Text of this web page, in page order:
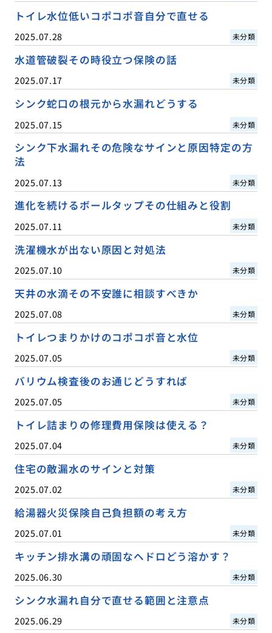
トイレ水位低いコポコポ音自分で直せる
2025.07.28 未分類
水道管破裂その時役立つ保険の話
2025.07.17 未分類
シンク蛇口の根元から水漏れどうする
2025.07.15 未分類
シンク下水漏れその危険なサインと原因特定の方
法
2025.07.13 未分類
進化を続けるボールタップその仕組みと役割
2025.07.11 未分類
洗濯機水が出ない原因と対処法
2025.07.10 未分類
天井の水滴その不安誰に相談すべきか
2025.07.08 未分類
トイレつまりかけのコポコポ音と水位
2025.07.05 未分類
バリウム検査後のお通じどうすれば
2025.07.05 未分類
トイレ詰まりの修理費用保険は使える？
2025.07.04 未分類
住宅の敵漏水のサインと対策
2025.07.02 未分類
給湯器火災保険自己負担額の考え方
2025.07.01 未分類
キッチン排水溝の頑固なヘドロどう溶かす？
2025.06.30 未分類
シンク水漏れ自分で直せる範囲と注意点
2025.06.29 未分類